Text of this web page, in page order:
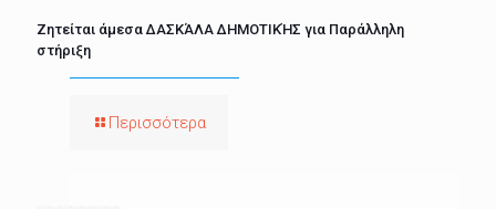
Ζητείται άμεσα ΔΑΣΚΆΛΑ ΔΗΜΟΤΙΚΉΣ για Παράλληλη
στήριξη
Περισσότερα